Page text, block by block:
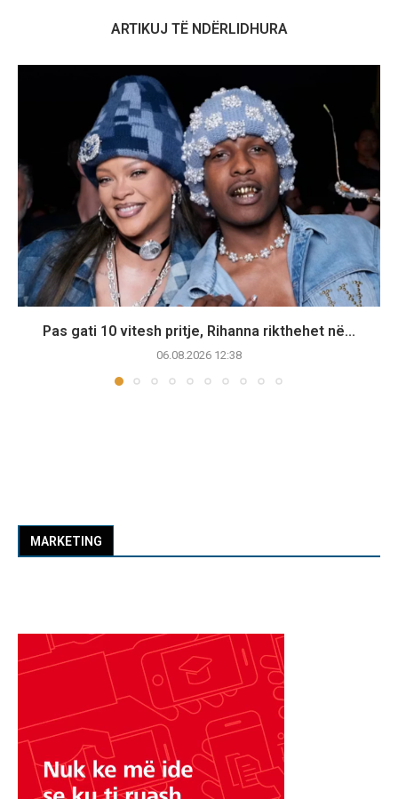
ARTIKUJ TË NDËRLIDHURA
Pas gati 10 vitesh pritje, Rihanna rikthehet në...
06.08.2026 12:38
MARKETING